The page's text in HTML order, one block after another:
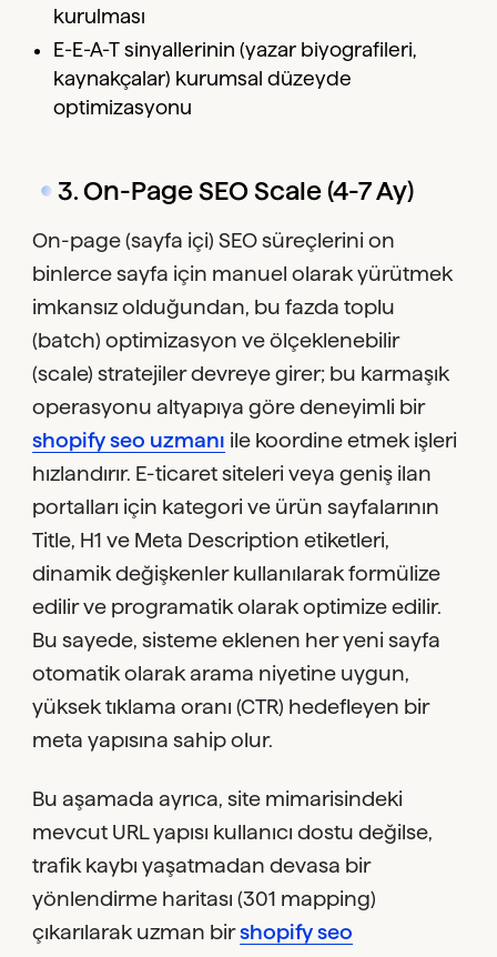
kurulması
E-E-A-T sinyallerinin (yazar biyografileri,
kaynakçalar) kurumsal düzeyde
optimizasyonu
3. On-Page SEO Scale (4-7 Ay)
On-page (sayfa içi) SEO süreçlerini on
binlerce sayfa için manuel olarak yürütmek
imkansız olduğundan, bu fazda toplu
(batch) optimizasyon ve ölçeklenebilir
(scale) stratejiler devreye girer; bu karmaşık
operasyonu altyapıya göre deneyimli bir
shopify seo uzmanı ile koordine etmek işleri
hızlandırır. E-ticaret siteleri veya geniş ilan
portalları için kategori ve ürün sayfalarının
Title, H1 ve Meta Description etiketleri,
dinamik değişkenler kullanılarak formülize
edilir ve programatik olarak optimize edilir.
Bu sayede, sisteme eklenen her yeni sayfa
otomatik olarak arama niyetine uygun,
yüksek tıklama oranı (CTR) hedefleyen bir
meta yapısına sahip olur.
Bu aşamada ayrıca, site mimarisindeki
mevcut URL yapısı kullanıcı dostu değilse,
trafik kaybı yaşatmadan devasa bir
yönlendirme haritası (301 mapping)
çıkarılarak uzman birshopify seo